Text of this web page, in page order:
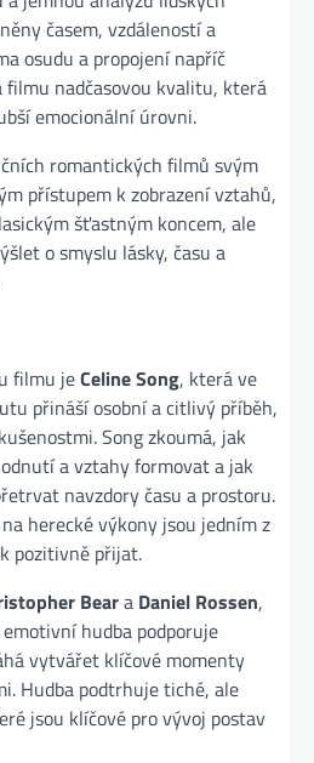
časem, vzdáleností a
osudu a propojení napříč
nadčasovou kvalitu, která
emocionální úrovni.
romantických filmů svým
přístupem k zobrazení vztahů,
šťastným koncem, ale
o smyslu lásky, času a
filmu jeCeline Song, která ve
přináší osobní a citlivý příběh,
Song zkoumá, jak
a vztahy formovat a jak
navzdory času a prostoru.
herecké výkony jsou jedním z
pozitivně přijat.
Beara Daniel Rossen,
hudba podporuje
vytvářet klíčové momenty
Hudba podtrhuje tiché, ale
jsou klíčové pro vývoj postav